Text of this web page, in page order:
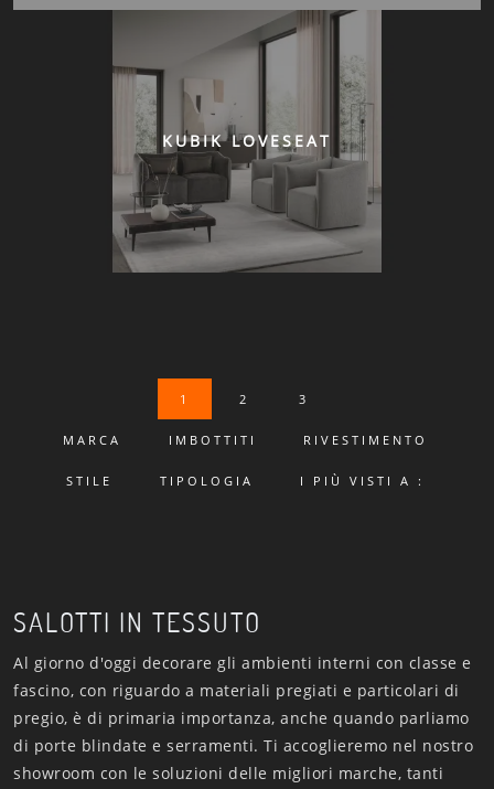
KUBIK LOVESEAT
1 2 3
MARCA IMBOTTITI RIVESTIMENTO
STILE TIPOLOGIA I PIÙ VISTI A :
SALOTTI IN TESSUTO
Al giorno d'oggi decorare gli ambienti interni con classe e
fascino, con riguardo a materiali pregiati e particolari di
pregio, è di primaria importanza, anche quando parliamo
di porte blindate e serramenti. Ti accoglieremo nel nostro
showroom con le soluzioni delle migliori marche, tanti